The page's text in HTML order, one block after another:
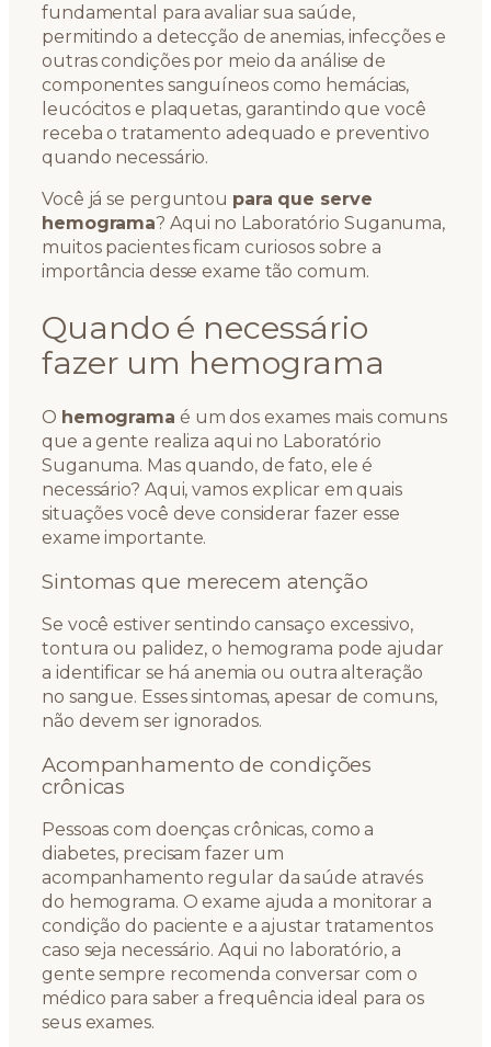
fundamental para avaliar sua saúde,
permitindo a detecção de anemias, infecções e
outras condições por meio da análise de
componentes sanguíneos como hemácias,
leucócitos e plaquetas, garantindo que você
receba o tratamento adequado e preventivo
quando necessário.
Você já se perguntou para que serve
hemograma? Aqui no Laboratório Suganuma,
muitos pacientes ficam curiosos sobre a
importância desse exame tão comum.
Quando é necessário
fazer um hemograma
O hemograma é um dos exames mais comuns
que a gente realiza aqui no Laboratório
Suganuma. Mas quando, de fato, ele é
necessário? Aqui, vamos explicar em quais
situações você deve considerar fazer esse
exame importante.
Sintomas que merecem atenção
Se você estiver sentindo cansaço excessivo,
tontura ou palidez, o hemograma pode ajudar
a identificar se há anemia ou outra alteração
no sangue. Esses sintomas, apesar de comuns,
não devem ser ignorados.
Acompanhamento de condições
crônicas
Pessoas com doenças crônicas, como a
diabetes, precisam fazer um
acompanhamento regular da saúde através
do hemograma. O exame ajuda a monitorar a
condição do paciente e a ajustar tratamentos
caso seja necessário. Aqui no laboratório, a
gente sempre recomenda conversar com o
médico para saber a frequência ideal para os
seus exames.